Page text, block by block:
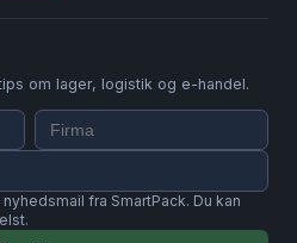
om lager, logistik og e-handel.
fra SmartPack. Du kan